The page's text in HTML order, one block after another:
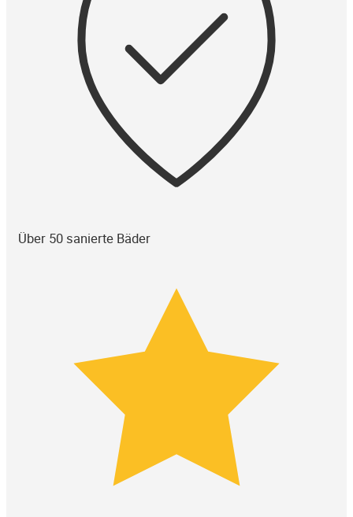
Über 50 sanierte Bäder